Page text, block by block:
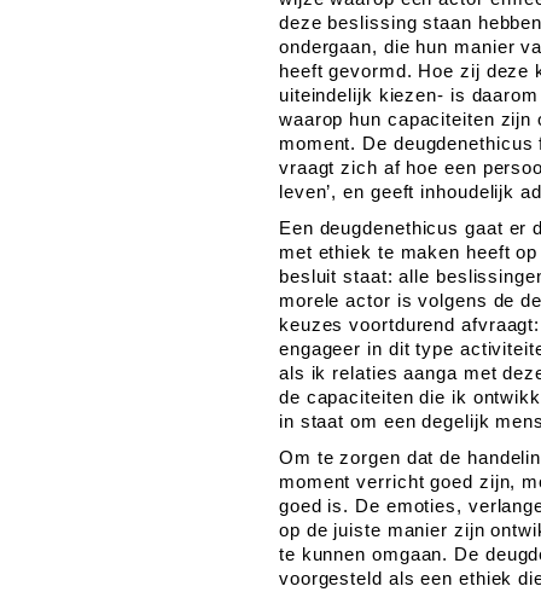
deze beslissing staan
ondergaan, die hun manier
heeft gevormd. Hoe zij deze
uiteindelijk kiezen- is
waarop hun capaciteiten zijn
moment. De
vraagt zich af hoe een
leven’, en geeft inhoudelijk
Een deugdenethicus gaat er
met ethiek te maken heeft
besluit staat: alle
morele actor is volgens de
keuzes voortdurend
engageer in dit type
als ik relaties aanga met
de capaciteiten die ik
in staat om een degelijk
Om te zorgen dat de
moment verricht goed zijn,
goed is. De emoties,
op de juiste manier zijn
te kunnen omgaan. De
voorgesteld als een ethiek